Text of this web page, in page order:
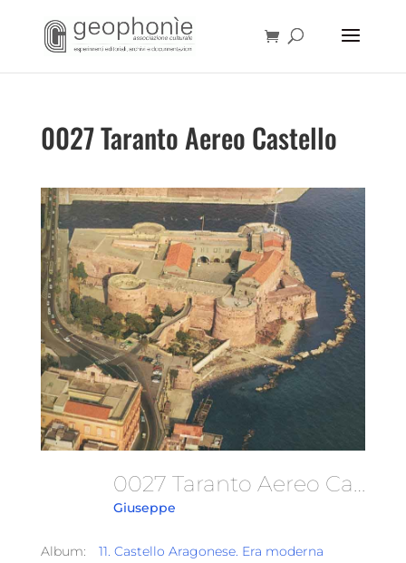
0027 Taranto Aereo Castello
0027 Taranto Aereo Castello
Giuseppe
Album: 11. Castello Aragonese. Era moderna